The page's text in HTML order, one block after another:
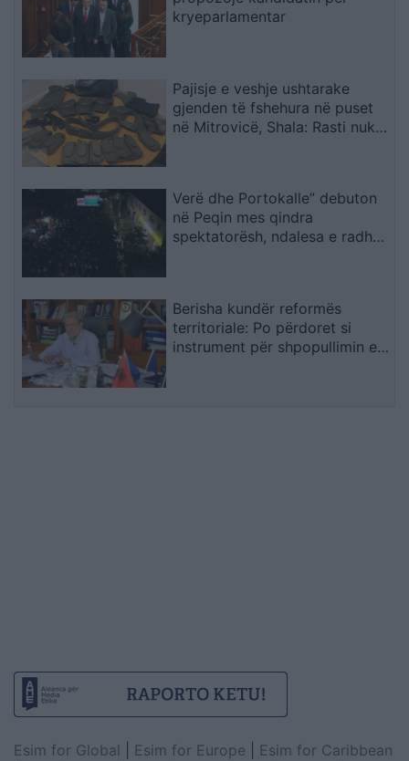
kryeparlamentar
Pajisje e veshje ushtarake
gjenden të fshehura në puset
në Mitrovicë, Shala: Rasti nuk
Verë dhe Portokalle” debuton
në Peqin mes qindra
spektatorësh, ndalesa e radhës
Berisha kundër reformës
territoriale: Po përdoret si
instrument për shpopullimin e
Esim for Global Esim for Europe
Esim for Caribbean